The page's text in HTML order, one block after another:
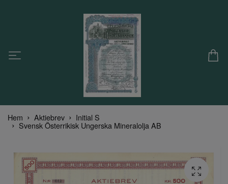
Hem Aktiebrev Initial S
Svensk Österrikisk Ungerska Mineralolja AB